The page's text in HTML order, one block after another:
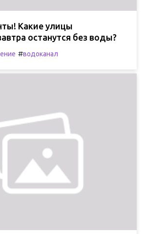
Какие улицы
останутся без воды?
#водоканал